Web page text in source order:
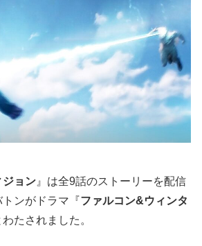
ジョン 』は全9話のストーリーを配信
ンがドラマ『ファルコン&ウィンタ
わたされました。